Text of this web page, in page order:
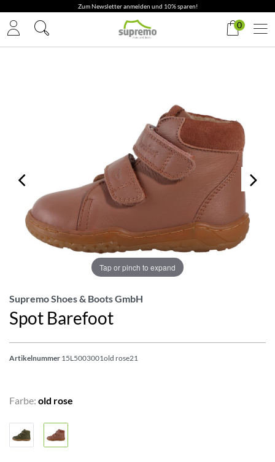
Zum Newsletter anmelden und 10% sparen!
0
Tap or pinch to expand
Supremo Shoes & Boots GmbH
Spot Barefoot
Artikelnummer 15L5003001old rose21
Farbe: old rose